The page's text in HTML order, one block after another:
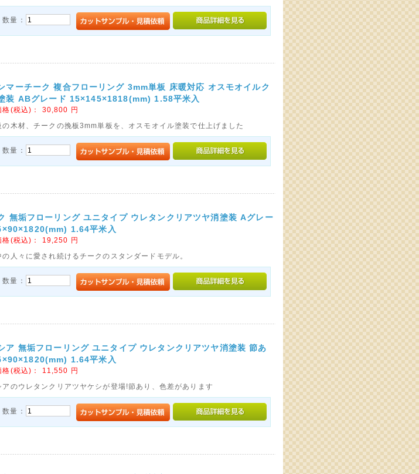
数量：
マーチーク 複合フローリング 3mm単板 床暖対応 オスモオイルク
装 ABグレード 15×145×1818(mm) 1.58平米入
格(税込)： 30,800 円
の木材、チークの挽板3mm単板を、オスモオイル塗装で仕上げました
数量：
無垢フローリング ユニタイプ ウレタンクリアツヤ消塗装 Aグレー
1.64平米入
格(税込)： 19,250 円
の人々に愛され続けるチークのスタンダードモデル。
数量：
ア 無垢フローリング ユニタイプ ウレタンクリアツヤ消塗装 節あ
1.64平米入
格(税込)： 11,550 円
アのウレタンクリアツヤケシが登場!節あり、色差があります
数量：